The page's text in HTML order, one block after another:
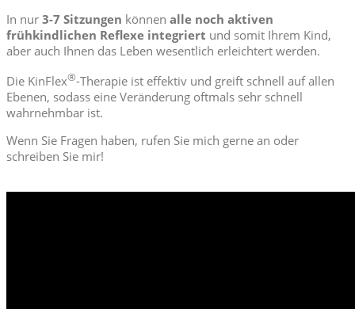
In nur 3-7 Sitzungen können alle noch aktiven
frühkindlichen Reflexe integriert und somit Ihrem Kind,
aber auch Ihnen das Leben wesentlich erleichtert werden.
Die KinFlex®-Therapie ist effektiv und greift schnell auf allen
Ebenen, sodass eine Veränderung oftmals sehr schnell
wahrnehmbar ist.
Wenn Sie Fragen haben, rufen Sie mich gerne an oder
schreiben Sie mir!